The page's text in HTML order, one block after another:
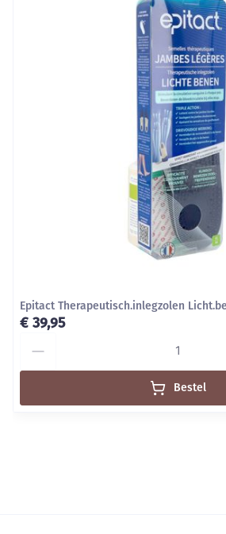
68 mm
Kamertemperatuur
Epitact Therapeutisch.inlegzolen
€ 39,95
Bestel